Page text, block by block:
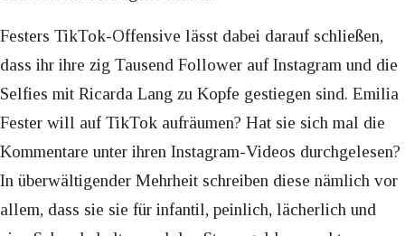
Festers TikTok-Offensive lässt dabei darauf schließen,
dass ihr ihre zig Tausend Follower auf Instagram und die
Selfies mit Ricarda Lang zu Kopfe gestiegen sind. Emilia
Fester will auf TikTok aufräumen? Hat sie sich mal die
Kommentare unter ihren Instagram-Videos durchgelesen?
In überwältigender Mehrheit schreiben diese nämlich vor
allem, dass sie sie für infantil, peinlich, lächerlich und